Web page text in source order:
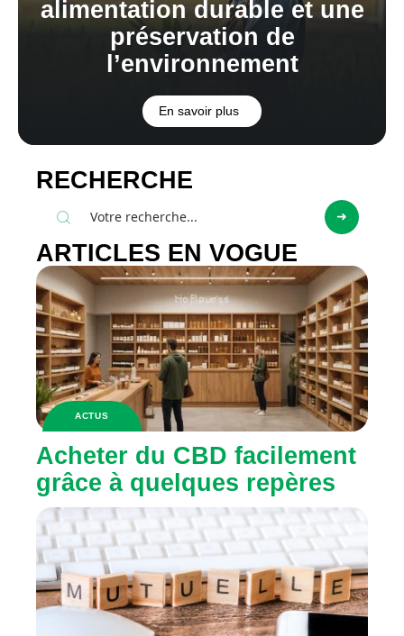
alimentation durable et une
préservation de
l’environnement
En savoir plus
RECHERCHE
ARTICLES EN VOGUE
ACTUS
Acheter du CBD facilement
grâce à quelques repères